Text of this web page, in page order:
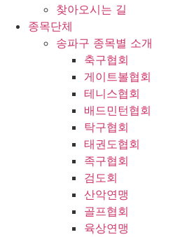
찾아오시는 길
종목단체
송파구 종목별 소개
축구협회
게이트볼협회
테니스협회
배드민턴협회
탁구협회
태권도협회
족구협회
검도회
산악연맹
골프협회
육상연맹